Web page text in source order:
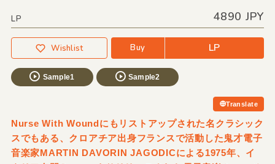
LP 4890 JPY
Wishlist Buy LP
Sample1 Sample2
Translate
Nurse With Woundにもリストアップされた名クラシック
スでもある、クロアチア出身フランスで活動した鬼才電子
音楽家MARTIN DAVORIN JAGODICによる1975年、イ